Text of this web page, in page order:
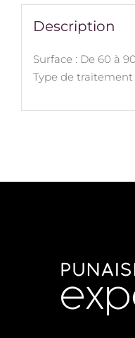
Description
Surface : De 60 à
Type de